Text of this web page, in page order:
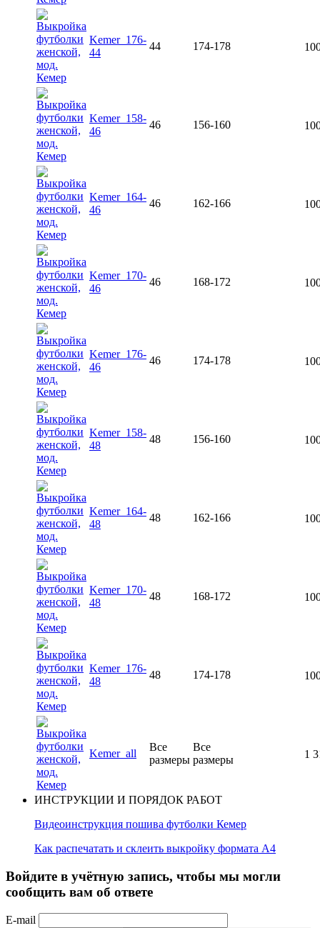
Kemer_176-
44
44 174-178
Kemer_158-
46
46 156-160
Kemer_164-
46
46 162-166
Kemer_170-
46
46 168-172
Kemer_176-
46
46 174-178
Kemer_158-
48
48 156-160
Kemer_164-
48
48 162-166
Kemer_170-
48
48 168-172
Kemer_176-
48
48 174-178
Kemer_all
Все
размеры
Все
размеры
1
ИНСТРУКЦИИ И ПОРЯДОК РАБОТ
Видеоинструкция пошива футболки Кемер
Как распечатать и склеить выкройку формата А4
Войдите в учётную запись, чтобы мы могли
сообщить вам об ответе
E-mail